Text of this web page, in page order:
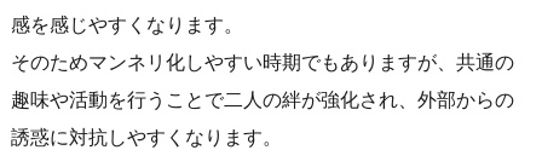
感を感じやすくなります。
そのためマンネリ化しやすい時期でもありますが、共通の
趣味や活動を行うことで二人の絆が強化され、外部からの
誘惑に対抗しやすくなります。